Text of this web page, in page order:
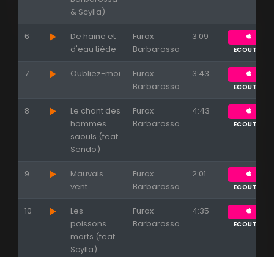
Appuyez sur ENTREE pour valider...
& Scylla)
6
De haine et
d'eau tiède
Furax
Barbarossa
3:09
ECOUTER
7 Oubliez-moi
Furax
Barbarossa
3:43
ECOUTER
8
Le chant des
hommes
saouls (feat.
Sendo)
Furax
Barbarossa
4:43
ECOUTER
9
Mauvais
vent
Furax
Barbarossa
2:01
ECOUTER
10
Les
poissons
morts (feat.
Scylla)
Furax
Barbarossa
4:35
ECOUTER